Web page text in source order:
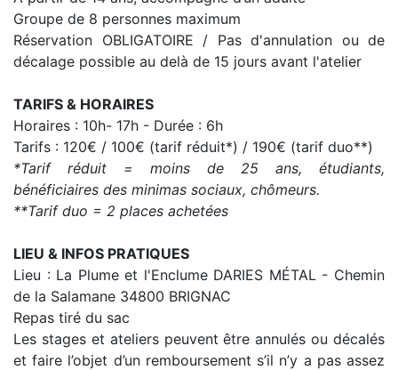
Groupe de 8 personnes maximum
Réservation OBLIGATOIRE / Pas d'annulation ou de
décalage possible au delà de 15 jours avant l'atelier
TARIFS & HORAIRES
Horaires : 10h- 17h - Durée : 6h
Tarifs : 120€ / 100€ (tarif réduit*) / 190€ (tarif duo**)
*Tarif réduit = moins de 25 ans, étudiants,
bénéficiaires des minimas sociaux, chômeurs.
**Tarif duo = 2 places achetées
LIEU & INFOS PRATIQUES
Lieu : La Plume et l'Enclume DARIES MÉTAL - Chemin
de la Salamane 34800 BRIGNAC
Repas tiré du sac
Les stages et ateliers peuvent être annulés ou décalés
et faire l’objet d’un remboursement s’il n’y a pas assez